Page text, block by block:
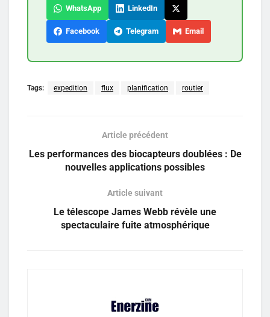
WhatsApp LinkedIn
Facebook Telegram Email
Tags: expedition flux planification routier
Article précédent
Les performances des biocapteurs doublées : De
nouvelles applications possibles
Article suivant
Le télescope James Webb révèle une
spectaculaire fuite atmosphérique